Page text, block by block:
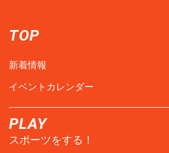
TOP
新着情報
イベントカレンダー
PLAY
スポーツをする！